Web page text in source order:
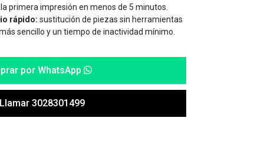
primera impresión en menos de 5 minutos.
rápido: sustitución de piezas sin herramientas
sencillo y un tiempo de inactividad mínimo.
por WhatsApp
3028301499